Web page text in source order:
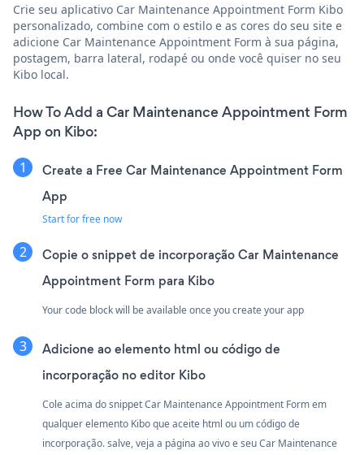
Crie seu aplicativo Car Maintenance Appointment Form Kibo
personalizado, combine com o estilo e as cores do seu site e
adicione Car Maintenance Appointment Form à sua página,
postagem, barra lateral, rodapé ou onde você quiser no seu
Kibo local.
How To Add a Car Maintenance Appointment Form
App on Kibo:
Create a Free Car Maintenance Appointment Form
App
Start for free now
Copie o snippet de incorporação Car Maintenance
Appointment Form para Kibo
Your code block will be available once you create your app
Adicione ao elemento html ou código de
incorporação no editor Kibo
Cole acima do snippet Car Maintenance Appointment Form em
qualquer elemento Kibo que aceite html ou um código de
incorporação. salve, veja a página ao vivo e seu Car Maintenance